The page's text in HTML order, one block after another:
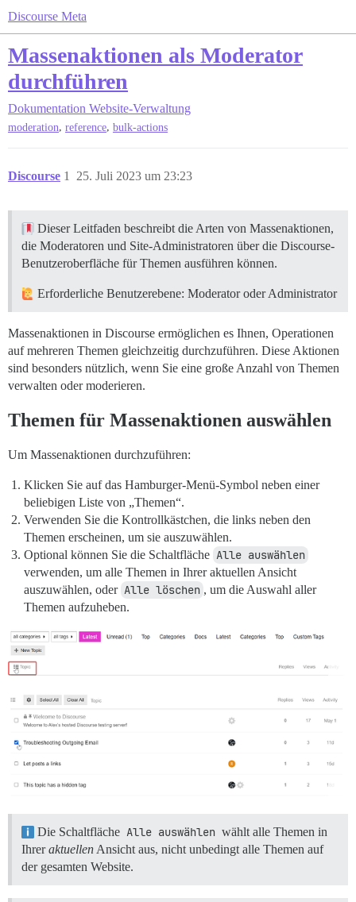
Discourse Meta
Massenaktionen als Moderator
durchführen
Dokumentation Website-Verwaltung
moderation, reference, bulk-actions
Discourse 25. Juli 2023 um 23:23
1
Dieser Leitfaden beschreibt die Arten von Massenaktionen,
die Moderatoren und Site-Administratoren über die Discourse-
Benutzeroberfläche für Themen ausführen können.
Erforderliche Benutzerebene: Moderator oder Administrator
Massenaktionen in Discourse ermöglichen es Ihnen, Operationen
auf mehreren Themen gleichzeitig durchzuführen. Diese Aktionen
sind besonders nützlich, wenn Sie eine große Anzahl von Themen
verwalten oder moderieren.
Themen für Massenaktionen auswählen
Um Massenaktionen durchzuführen:
Klicken Sie auf das Hamburger-Menü-Symbol neben einer
beliebigen Liste von „Themen“.
Verwenden Sie die Kontrollkästchen, die links neben den
Themen erscheinen, um sie auszuwählen.
Optional können Sie die Schaltfläche Alle auswählen
verwenden, um alle Themen in Ihrer aktuellen Ansicht
auszuwählen, oder Alle löschen , um die Auswahl aller
Themen aufzuheben.
Die Schaltfläche Alle auswählen wählt alle Themen in
Ihreraktuellen Ansicht aus, nicht unbedingt alle Themen auf
der gesamten Website.